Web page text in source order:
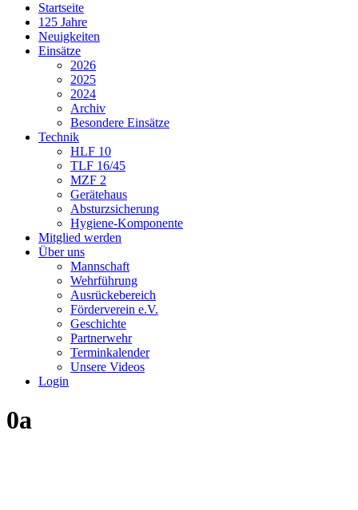
Startseite
125 Jahre
Neuigkeiten
Einsätze
2026
2025
2024
Archiv
Besondere Einsätze
Technik
HLF 10
TLF 16/45
MZF 2
Gerätehaus
Absturzsicherung
Hygiene-Komponente
Mitglied werden
Über uns
Mannschaft
Wehrführung
Ausrückebereich
Förderverein e.V.
Geschichte
Partnerwehr
Terminkalender
Unsere Videos
Login
0a